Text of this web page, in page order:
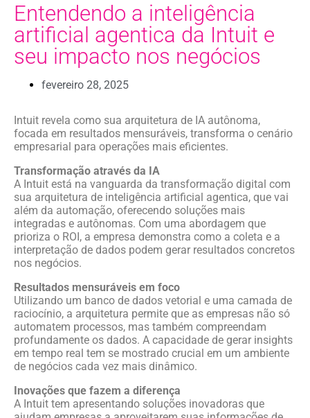
Entendendo a inteligência
artificial agentica da Intuit e
seu impacto nos negócios
fevereiro 28, 2025
Intuit revela como sua arquitetura de IA autônoma,
focada em resultados mensuráveis, transforma o cenário
empresarial para operações mais eficientes.
Transformação através da IA
A Intuit está na vanguarda da transformação digital com
sua arquitetura de inteligência artificial agentica, que vai
além da automação, oferecendo soluções mais
integradas e autônomas. Com uma abordagem que
prioriza o ROI, a empresa demonstra como a coleta e a
interpretação de dados podem gerar resultados concretos
nos negócios.
Resultados mensuráveis em foco
Utilizando um banco de dados vetorial e uma camada de
raciocínio, a arquitetura permite que as empresas não só
automatem processos, mas também compreendam
profundamente os dados. A capacidade de gerar insights
em tempo real tem se mostrado crucial em um ambiente
de negócios cada vez mais dinâmico.
Inovações que fazem a diferença
A Intuit tem apresentando soluções inovadoras que